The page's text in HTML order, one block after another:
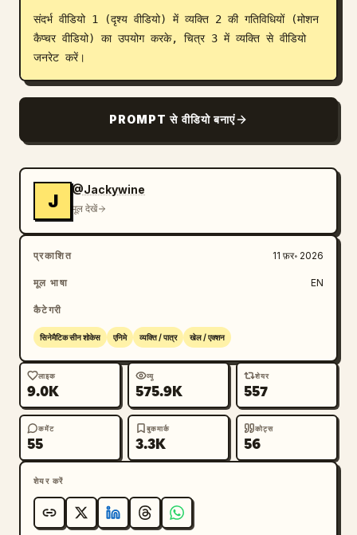
संदर्भ वीडियो 1 (दृश्य वीडियो) में व्यक्ति 2 की गतिविधियों (मोशन
कैप्चर वीडियो) का उपयोग करके, चित्र 3 में व्यक्ति से वीडियो
जनरेट करें।
PROMPT से वीडियो बनाएं
J
@Jackywine
मूल देखें
प्रकाशित 11 फ़र॰ 2026
मूल भाषा EN
कैटेगरी
सिनेमैटिक सीन शोकेस एनिमे व्यक्ति / पात्र खेल / एक्शन
लाइक
9.0K
व्यू
575.9K
शेयर
557
कमेंट
55
बुकमार्क
3.3K
कोट्स
56
शेयर करें